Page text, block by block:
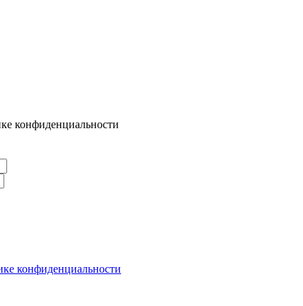
конфиденциальности
конфиденциальности